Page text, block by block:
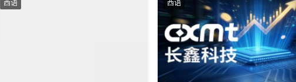
西语 西语